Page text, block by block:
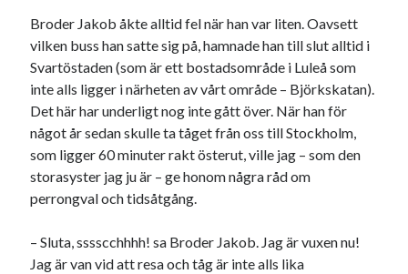
reklam resa sekrutt skola
sommar språk språkpolis
Stockholm svenska tåg
USA
Dessa har något gemensamt
Fantastiskt välformulerad moderecensent
Onödiga citattecken
Broder Jakob åkte alltid fel när han var liten. Oavsett
vilken buss han satte sig på, hamnade han till slut alltid i
Svartöstaden (som är ett bostadsområde i Luleå som
inte alls ligger i närheten av vårt område – Björkskatan).
Det här har underligt nog inte gått över. När han för
något år sedan skulle ta tåget från oss till Stockholm,
som ligger 60 minuter rakt österut, ville jag – som den
storasyster jag ju är – ge honom några råd om
perrongval och tidsåtgång.
– Sluta, sssscchhhh! sa Broder Jakob. Jag är vuxen nu!
Jag är van vid att resa och tåg är inte alls lika